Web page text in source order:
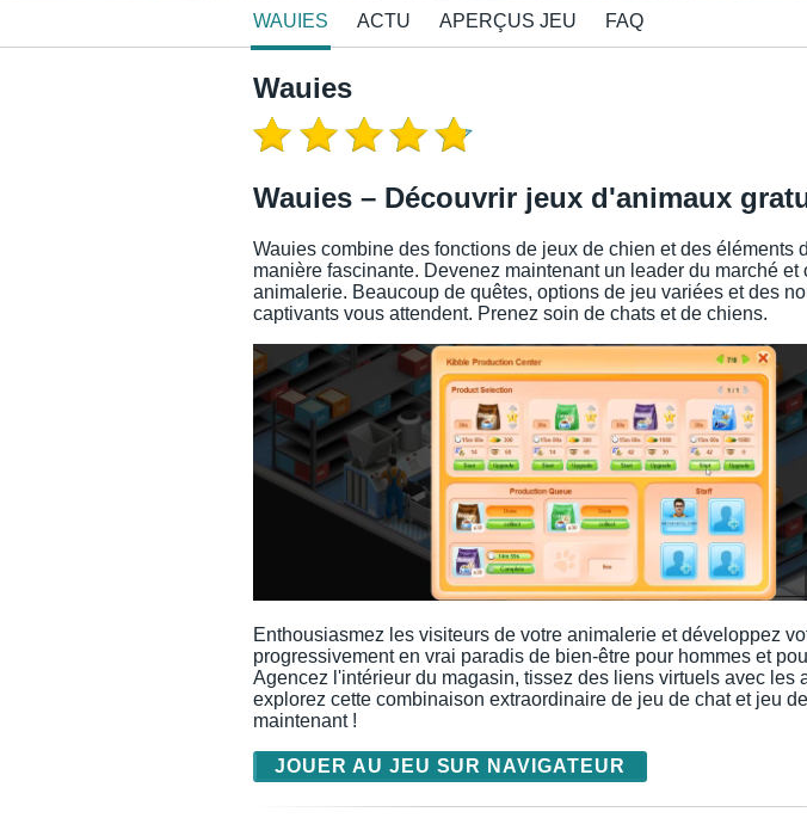
WAUIES ACTU APERÇUS JEU FAQ
Wauies
Wauies – Découvrir jeux d'animaux
Wauies combine des fonctions de jeux de chien et des éléments
manière fascinante. Devenez maintenant un leader du marché et
animalerie. Beaucoup de quêtes, options de jeu variées et des
captivants vous attendent. Prenez soin de chats et de chiens.
Enthousiasmez les visiteurs de votre animalerie et développez
progressivement en vrai paradis de bien-être pour hommes et
Agencez l'intérieur du magasin, tissez des liens virtuels avec les
explorez cette combinaison extraordinaire de jeu de chat et jeu
maintenant !
JOUER AU JEU SUR NAVIGATEUR